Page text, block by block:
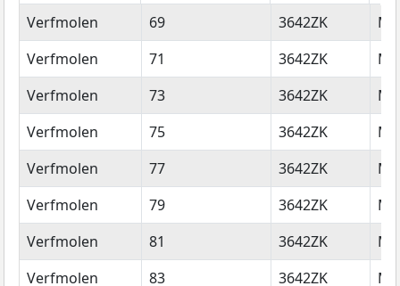
Straatnaam
Huisnummer Postcode
Verfmolen 69 3642ZK
Verfmolen
71 3642ZK
Verfmolen
73 3642ZK
Verfmolen
75 3642ZK
Verfmolen
77 3642ZK
Verfmolen
79 3642ZK
Verfmolen
81 3642ZK
Verfmolen
83 3642ZK